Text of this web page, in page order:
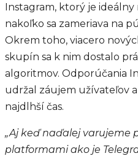
Instagram, ktorý je
nakoľko sa zameriava na
Okrem toho, viacero
skupín sa k nim dostalo
algoritmov. Odporúčania
udržal záujem užívateľov
najdlhší čas.
„Aj keď naďalej varujeme
platformami ako je